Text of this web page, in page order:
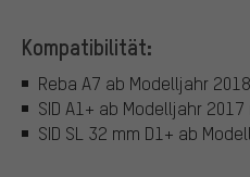
Kompatibilität:
Reba A7 ab Modelljahr
SID A1+ ab Modelljahr
SID SL 32 mm D1+ ab